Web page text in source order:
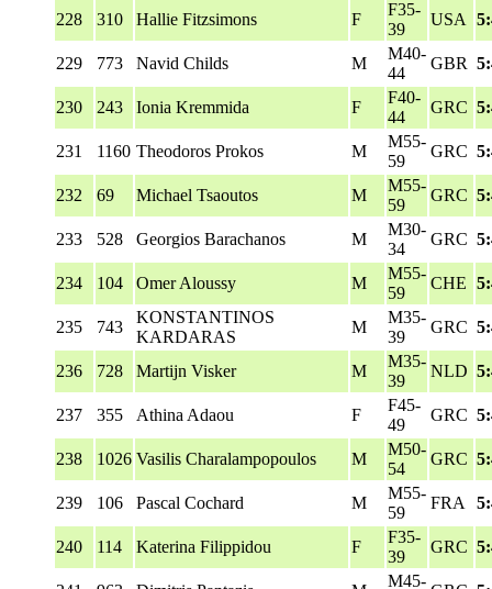
228 310 Hallie Fitzsimons F
F35-
39
USA
229 773 Navid Childs M
M40-
44
GBR
230 243 Ionia Kremmida F
F40-
44
GRC
231 1160 Theodoros Prokos M
M55-
59
GRC
232 69 Michael Tsaoutos M
M55-
59
GRC
233 528 Georgios Barachanos M
M30-
34
GRC
234 104 Omer Aloussy M
M55-
59
CHE
235 743
KONSTANTINOS
KARDARAS
M
M35-
39
GRC
236 728 Martijn Visker M
M35-
39
NLD
237 355 Athina Adaou F
F45-
49
GRC
238 1026 Vasilis Charalampopoulos M
M50-
54
GRC
239 106 Pascal Cochard M
M55-
59
FRA
240 114 Katerina Filippidou F
F35-
39
GRC
M45-